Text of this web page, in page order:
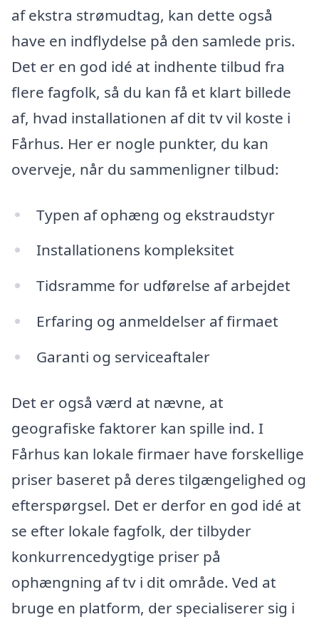
af ekstra strømudtag, kan dette også
have en indflydelse på den samlede pris.
Det er en god idé at indhente tilbud fra
flere fagfolk, så du kan få et klart billede
af, hvad installationen af dit tv vil koste i
Fårhus. Her er nogle punkter, du kan
overveje, når du sammenligner tilbud:
Typen af ophæng og ekstraudstyr
Installationens kompleksitet
Tidsramme for udførelse af arbejdet
Erfaring og anmeldelser af firmaet
Garanti og serviceaftaler
Det er også værd at nævne, at
geografiske faktorer kan spille ind. I
Fårhus kan lokale firmaer have forskellige
priser baseret på deres tilgængelighed og
efterspørgsel. Det er derfor en god idé at
se efter lokale fagfolk, der tilbyder
konkurrencedygtige priser på
ophængning af tv i dit område. Ved at
bruge en platform, der specialiserer sig i